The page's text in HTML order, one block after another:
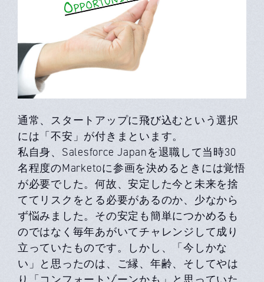
通常、スタートアップに飛び込むという選択
には「不安」が付きまといます。
私自身、Salesforce Japanを退職して当時30
名程度のMarketoに参画を決めるときには覚悟
が必要でした。何故、安定した今と未来を捨
ててリスクをとる必要があるのか、少なから
ず悩みました。その安定も簡単につかめるも
のではなく毎年あがいてチャレンジして成り
立っていたものです。しかし、「今しかな
い」と思ったのは、ご縁、年齢、そしてやは